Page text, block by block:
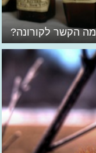
הקשר לקורונה?